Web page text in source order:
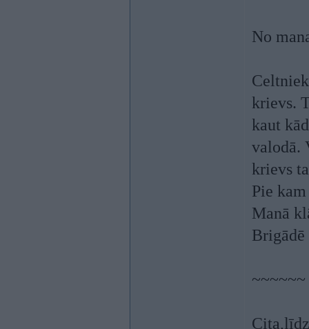
No
krievs.
kaut
valodā.
krievs
Pie
Manā
~~~~~~